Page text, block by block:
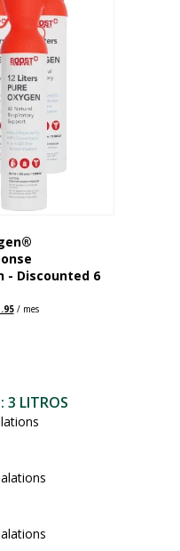
- Discounted 6
El/ mes
3 LITROS